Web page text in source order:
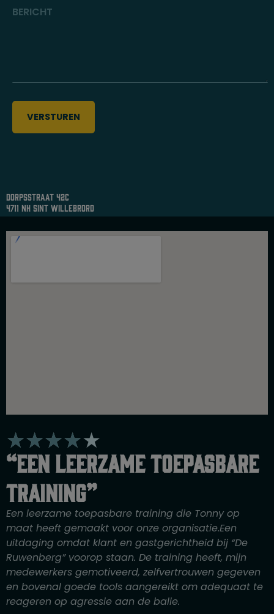
BERICHT
dorpsstraat 42c
4711 nh sint willebrord
★★★★★
a
a
e
r
i
n
g
4
v
“Een leerzame toepasbare
training”
Een leerzame toepasbare training die Tonny op
maat heeft gemaakt voor onze organisatie.Een
uitdaging omdat klant en gastgerichtheid bij “De
Ruwenberg” voorop staan. De training heeft, mijn
medewerkers gemotiveerd, zelfvertrouwen gegeven
en bovenal goede tools aangereikt om adequaat te
reageren op agressie aan de balie.